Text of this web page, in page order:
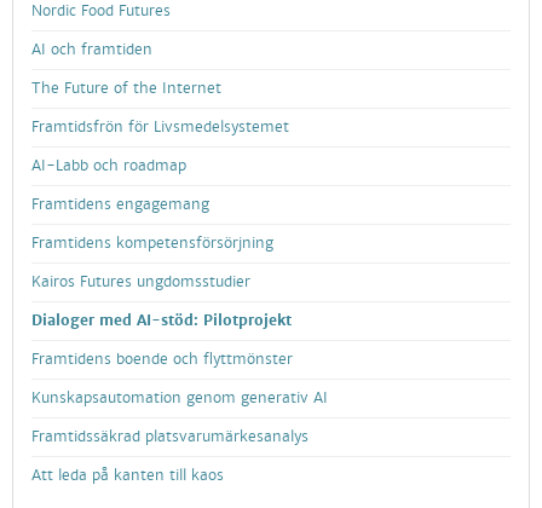
Nordic Food Futures
AI och framtiden
The Future of the Internet
Framtidsfrön för Livsmedelsystemet
AI-Labb och roadmap
Framtidens engagemang
Framtidens kompetensförsörjning
Kairos Futures ungdomsstudier
Dialoger med AI-stöd: Pilotprojekt
Framtidens boende och flyttmönster
Kunskapsautomation genom generativ AI
Framtidssäkrad platsvarumärkesanalys
Att leda på kanten till kaos